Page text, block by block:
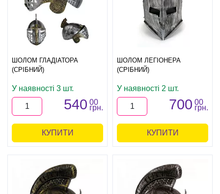
ШОЛОМ ГЛАДІАТОРА
(СРІБНИЙ)
У наявності 3 шт.
540 00
грн.
КУПИТИ
ШОЛОМ ЛЕГІОНЕРА
(СРІБНИЙ)
У наявності 2 шт.
700 00
грн.
КУПИТИ